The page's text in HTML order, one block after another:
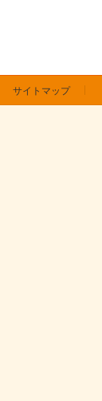
サイトマップ